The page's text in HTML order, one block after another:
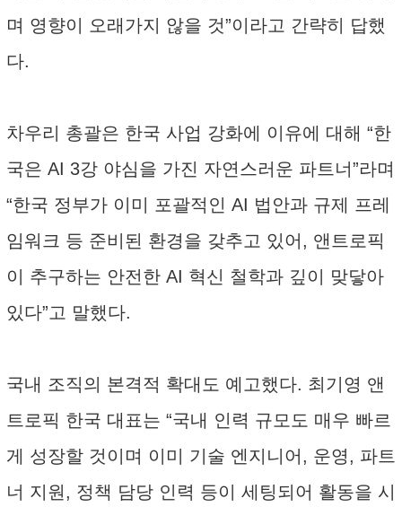
며 영향이 오래가지 않을 것”이라고 간략히 답했
다.
차우리 총괄은 한국 사업 강화에 이유에 대해 “한
국은 AI 3강 야심을 가진 자연스러운 파트너”라며
“한국 정부가 이미 포괄적인 AI 법안과 규제 프레
임워크 등 준비된 환경을 갖추고 있어, 앤트로픽
이 추구하는 안전한 AI 혁신 철학과 깊이 맞닿아
있다”고 말했다.
국내 조직의 본격적 확대도 예고했다. 최기영 앤
트로픽 한국 대표는 “국내 인력 규모도 매우 빠르
게 성장할 것이며 이미 기술 엔지니어, 운영, 파트
너 지원, 정책 담당 인력 등이 세팅되어 활동을 시